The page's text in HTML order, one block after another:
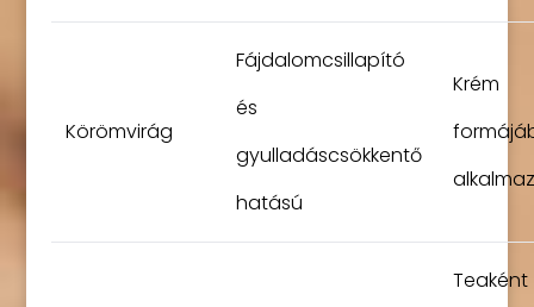
Körömvirág
Fájdalomcsillapító
és
gyulladáscsökkentő
hatású
Krém
Teaként